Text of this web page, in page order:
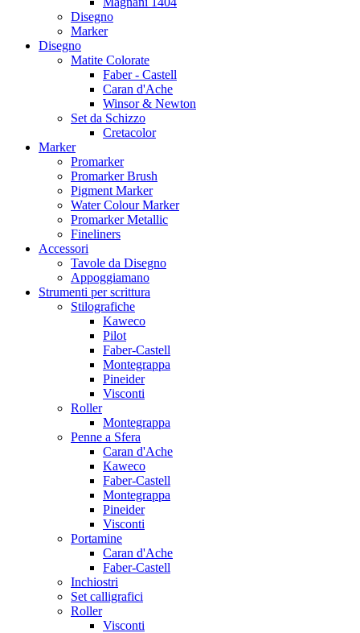
Disegno
Marker
Disegno
Matite Colorate
Faber - Castell
Caran d'Ache
Winsor & Newton
Set da Schizzo
Cretacolor
Marker
Promarker
Promarker Brush
Pigment Marker
Water Colour Marker
Promarker Metallic
Fineliners
Accessori
Tavole da Disegno
Appoggiamano
Strumenti per scrittura
Stilografiche
Kaweco
Pilot
Faber-Castell
Montegrappa
Pineider
Visconti
Roller
Montegrappa
Penne a Sfera
Caran d'Ache
Kaweco
Faber-Castell
Montegrappa
Pineider
Visconti
Portamine
Caran d'Ache
Faber-Castell
Inchiostri
Set calligrafici
Roller
Visconti